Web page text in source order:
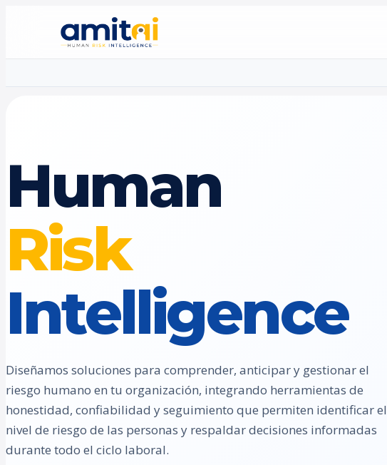
Human
Risk
Intelligence
Diseñamos soluciones para comprender, anticipar y gestionar el
riesgo humano en tu organización, integrando herramientas de
honestidad, confiabilidad y seguimiento que permiten identificar el
nivel de riesgo de las personas y respaldar decisiones informadas
durante todo el ciclo laboral.